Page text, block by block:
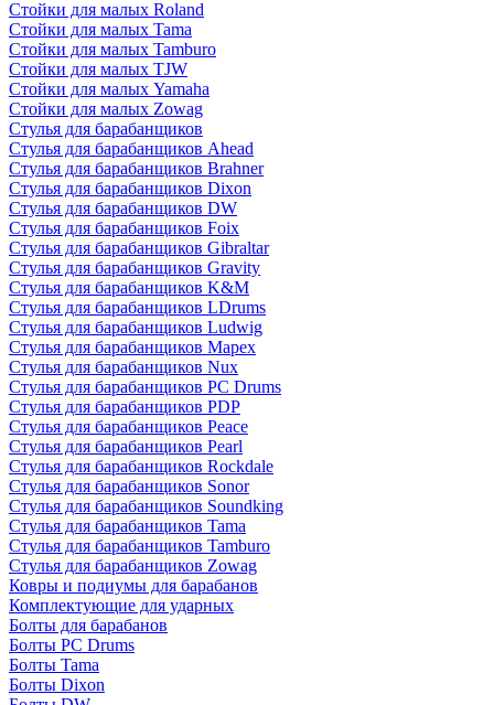
Стойки для малых Roland
Стойки для малых Tama
Стойки для малых Tamburo
Стойки для малых TJW
Стойки для малых Yamaha
Стойки для малых Zowag
Стулья для барабанщиков
Стулья для барабанщиков Ahead
Стулья для барабанщиков Brahner
Стулья для барабанщиков Dixon
Стулья для барабанщиков DW
Стулья для барабанщиков Foix
Стулья для барабанщиков Gibraltar
Стулья для барабанщиков Gravity
Стулья для барабанщиков K&M
Стулья для барабанщиков LDrums
Стулья для барабанщиков Ludwig
Стулья для барабанщиков Mapex
Стулья для барабанщиков Nux
Стулья для барабанщиков PC Drums
Стулья для барабанщиков PDP
Стулья для барабанщиков Peace
Стулья для барабанщиков Pearl
Стулья для барабанщиков Rockdale
Стулья для барабанщиков Sonor
Стулья для барабанщиков Soundking
Стулья для барабанщиков Tama
Стулья для барабанщиков Tamburo
Стулья для барабанщиков Zowag
Ковры и подиумы для барабанов
Комплектующие для ударных
Болты для барабанов
Болты PC Drums
Болты Tama
Болты Dixon